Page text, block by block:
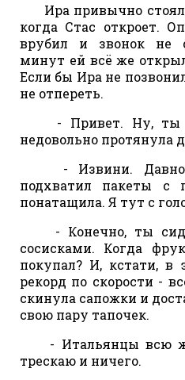
Ира привычно
когда Стас откроет.
врубил и звонок не
минут ей всё же
Если бы Ира не
не отпереть.
- Привет. Ну, ты
недовольно протянула
- Извини. Давно
подхватил пакеты с
понатащила. Я тут с
- Конечно, ты
сосисками. Когда
покупал? И, кстати, в
рекорд по скорости -
скинула сапожки и
свою пару тапочек.
- Итальянцы всю
трескаю и ничего.